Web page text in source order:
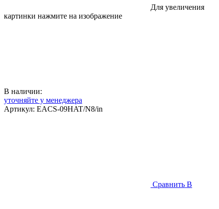
Для увеличения
картинки нажмите на изображение
В наличии:
уточняйте у менеджера
Артикул: EACS-09HAT/N8/in
Сравнить В